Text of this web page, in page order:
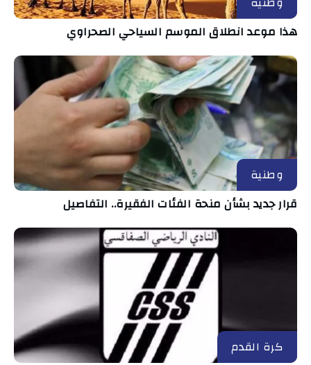
هذا موعد انطلاق الموسم السياحي الصحراوي
وطنية
قرار جديد بشأن منحة الفئات الفقيرة.. التفاصيل
كرة القدم